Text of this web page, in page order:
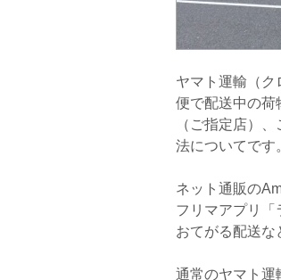
ヤマト運輸（ク
便で配送中の荷
（ご指定店）
法についてです
ネット通販の
フリマアプリ
おてがる配送な
通常のヤマト